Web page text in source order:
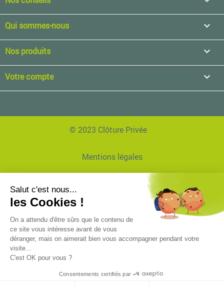
Qui sommes-nous 
Nos produits 
Votre compte 
© 2023 Clôture Privée
Mentions légales
Données personnelles
Réalisation Agence EVVI
Plan de site